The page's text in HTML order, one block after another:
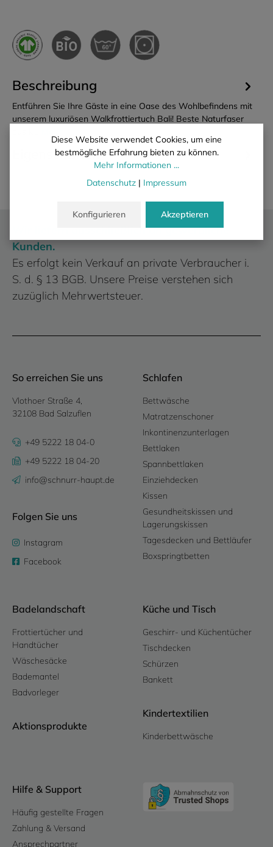
Beschreibung
Entführen Sie Ihre Gäste in eine Oase des Wohlbefindens mit
unserem luxuriösen Walkfrottiertuch Bali! Beste Naturfaser
Eigenschaften
Wir liefern ausschließlich an gewerbliche
Kunden.
Es erfolgt kein Verkauf an private Verbraucher i.
S. d. § 13 BGB. Unsere Preise verstehen sich
zuzüglich Mehrwertsteuer.
So erreichen Sie uns
Vlothoer Straße 4,
32108 Bad Salzuflen
+49 5222 18 04-0
+49 5222 18 04-20
info@schnurr-haupt.de
Folgen Sie uns
Instagram
Facebook
Schlafen
Bettwäsche
Matratzenschoner
Inkontinenzunterlagen
Bettlaken
Spannbettlaken
Einziehdecken
Kissen
Gesundheitskissen und
Lagerungskissen
Tagesdecken und Bettläufer
Boxspringtbetten
Badelandschaft
Frottiertücher und
Handtücher
Wäschesäcke
Bademantel
Badvorleger
Aktionsprodukte
Küche und Tisch
Geschirr- und Küchentücher
Tischdecken
Schürzen
Bankett
Kindertextilien
Kinderbettwäsche
Hilfe & Support
Häufig gestellte Fragen
Zahlung & Versand
Ansprechpartner
Diese Website verwendet Cookies, um eine
bestmögliche Erfahrung bieten zu können.
Mehr Informationen ...
Datenschutz | Impressum
Konfigurieren Akzeptieren